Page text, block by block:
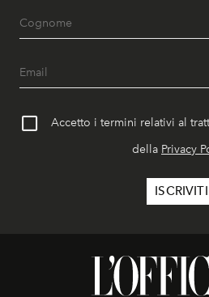
Accetto i termini relativi al
della Privacy